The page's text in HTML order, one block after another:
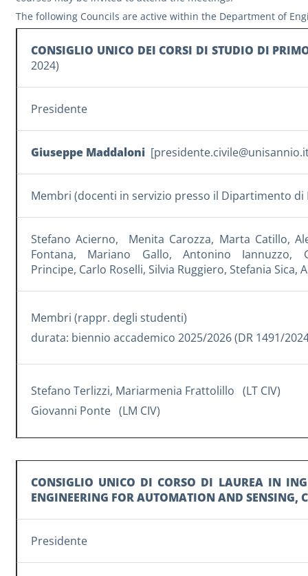
The following Councils are active within the Department of
CONSIGLIO UNICO DEI CORSI DI STUDIO DI
2024)
Presidente
Giuseppe Maddaloni [
Membri (docenti in servizio presso il Dipartimento
Stefano Acierno, Menita Carozza, Marta Catillo,
Fontana, Mariano Gallo, Antonino Iannuzzo,
Principe, Carlo Roselli, Silvia Ruggiero, Stefania Sica,
Membri (rappr. degli studenti)
durata: biennio accademico 2025/2026 (DR 1491/
Stefano Terlizzi, Mariarmenia Frattolillo (LT CIV)
Giovanni Ponte (LM CIV)
CONSIGLIO UNICO DI CORSO DI LAUREA IN
ENGINEERING FOR AUTOMATION AND
Presidente